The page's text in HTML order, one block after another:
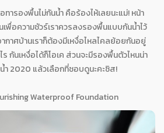
ารองพื้นไม่กันน้ำ คือร้องไห้เลยนะแม่! หน้า
พื่อความชัวร์เราควรลงรองพื้นแบบกันน้ำไว้
กาศบ้านเราก็ต้องมีเหงื่อไหลไคลย้อยกันอยู่
ร กันเหงื่อได้ก็โอเค ส่วนจะมีรองพื้นตัวไหนน่า
2020 แล้วเลือกที่ชอบดูนะคะซิส!
Waterproof Foundation